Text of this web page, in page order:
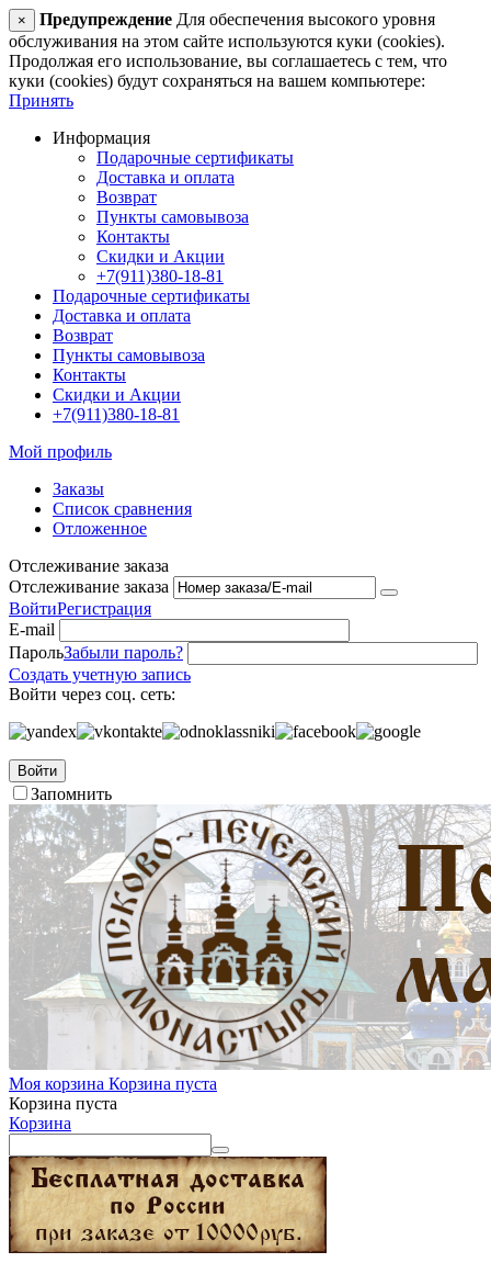
× Предупреждение Для обеспечения высокого уровня
обслуживания на этом сайте используются куки (cookies).
Продолжая его использование, вы соглашаетесь с тем, что
куки (cookies) будут сохраняться на вашем компьютере:
Принять
Информация
Подарочные сертификаты
Доставка и оплата
Возврат
Пункты самовывоза
Контакты
Скидки и Акции
+7(911)380-18-81
Подарочные сертификаты
Доставка и оплата
Возврат
Пункты самовывоза
Контакты
Скидки и Акции
+7(911)380-18-81
Мой профиль
Заказы
Список сравнения
Отложенное
Отслеживание заказа
Отслеживание заказа
ВойтиРегистрация
E-mail
ПарольЗабыли пароль?
Создать учетную запись
Войти через соц. сеть:
Войти
Запомнить
Моя корзина Корзина пуста
Корзина пуста
Корзина